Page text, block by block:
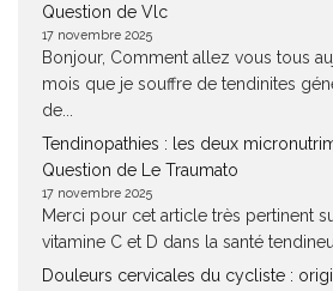
Question de Vlc
17 novembre 2025
Bonjour, Comment allez vous tous
mois que je souffre de tendinites
de...
Tendinopathies : les deux
Question de Le Traumato
17 novembre 2025
Merci pour cet article très pertinent
vitamine C et D dans la santé
Douleurs cervicales du cycliste :